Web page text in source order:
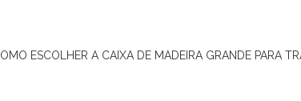
COMO ESCOLHER A CAIXA DE MADEIRA GRANDE PARA